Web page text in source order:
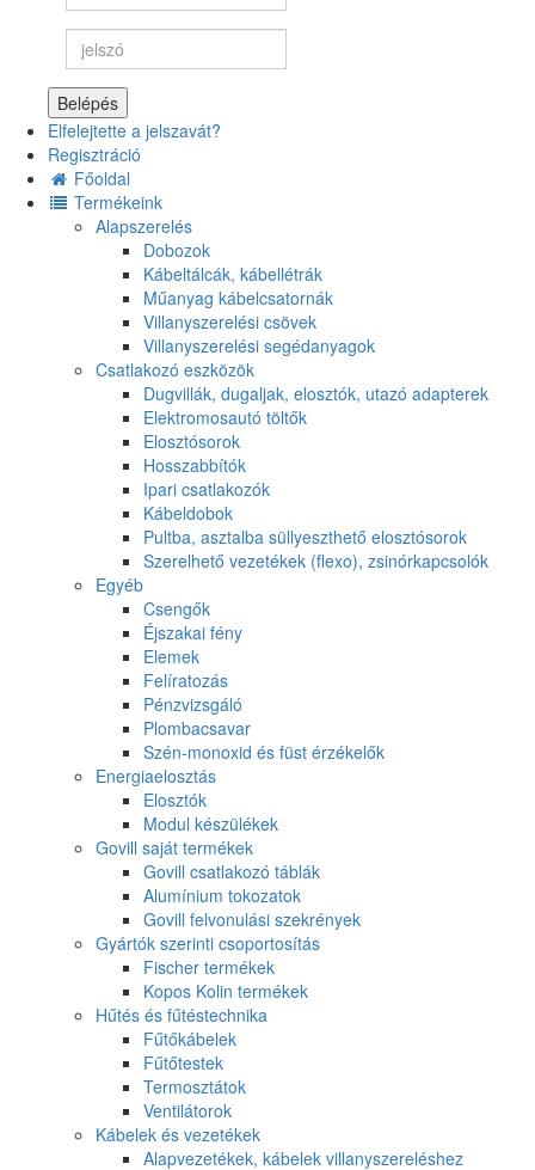
Belépés
Elfelejtette a jelszavát?
Regisztráció
Főoldal
Termékeink
Alapszerelés
Dobozok
Kábeltálcák, kábellétrák
Műanyag kábelcsatornák
Villanyszerelési csövek
Villanyszerelési segédanyagok
Csatlakozó eszközök
Dugvillák, dugaljak, elosztók, utazó adapterek
Elektromosautó töltők
Elosztósorok
Hosszabbítók
Ipari csatlakozók
Kábeldobok
Pultba, asztalba süllyeszthető elosztósorok
Szerelhető vezetékek (flexo), zsinórkapcsolók
Egyéb
Csengők
Éjszakai fény
Elemek
Felíratozás
Pénzvizsgáló
Plombacsavar
Szén-monoxid és füst érzékelők
Energiaelosztás
Elosztók
Modul készülékek
Govill saját termékek
Govill csatlakozó táblák
Alumínium tokozatok
Govill felvonulási szekrények
Gyártók szerinti csoportosítás
Fischer termékek
Kopos Kolin termékek
Hűtés és fűtéstechnika
Fűtőkábelek
Fűtőtestek
Termosztátok
Ventilátorok
Kábelek és vezetékek
Alapvezetékek, kábelek villanyszereléshez